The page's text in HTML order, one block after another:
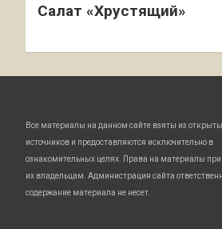
Салат «Хрустящий»
Все материалы на данном сайте взяты из
источников и предоставляются исключительно в
ознакомительных целях. Права на материалы
их владельцам. Администрация сайта
содержание материала не несет.